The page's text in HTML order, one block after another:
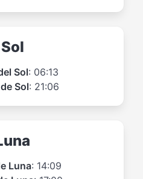
Sol
Sol: 06:13
Sol: 21:06
Luna: 14:09